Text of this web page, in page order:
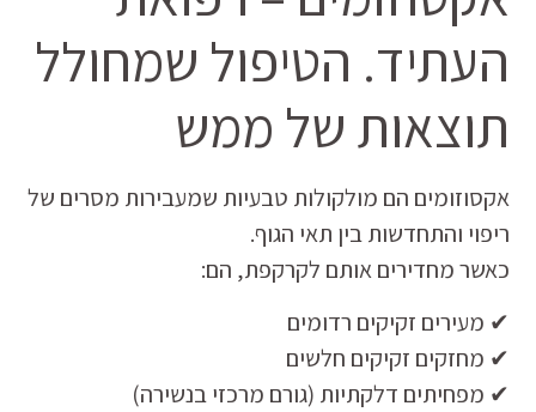
העתיד. הטיפול שמחולל
תוצאות של ממש
אקסוזומים הם מולקולות טבעיות שמעבירות מסרים של
ריפוי והתחדשות בין תאי הגוף.
כאשר מחדירים אותם לקרקפת, הם:
✔ מעירים זקיקים רדומים
✔ מחזקים זקיקים חלשים
✔ מפחיתים דלקתיות (גורם מרכזי בנשירה)